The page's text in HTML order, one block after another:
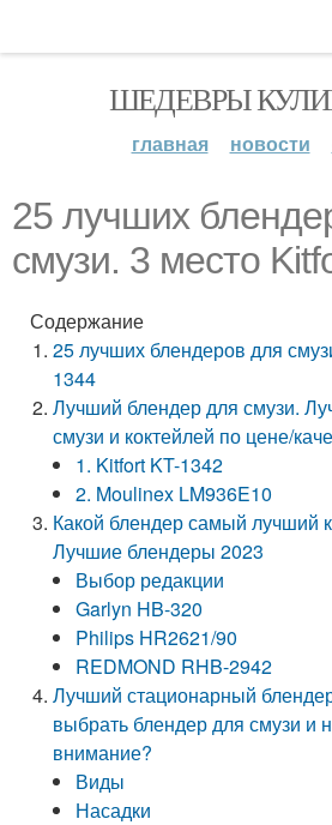
ШЕДЕВРЫ
главная новости
25 лучших
смузи. 3 место
Содержание
25 лучших блендеров для
1344
Лучший блендер для смузи.
смузи и коктейлей по цене/
1. Kitfort KT-1342
2. Moulinex LM936E10
Какой блендер самый лучший
Лучшие блендеры 2023
Выбор редакции
Garlyn HB-320
Philips HR2621/90
REDMOND RHB-2942
Лучший стационарный
выбрать блендер для смузи и
внимание?
Виды
Насадки